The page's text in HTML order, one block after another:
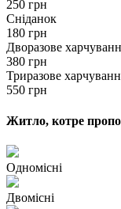
250 грн
Сніданок
180 грн
Дворазове
380 грн
Триразове
550 грн
Житло, котре
Одномісні
Двомісні